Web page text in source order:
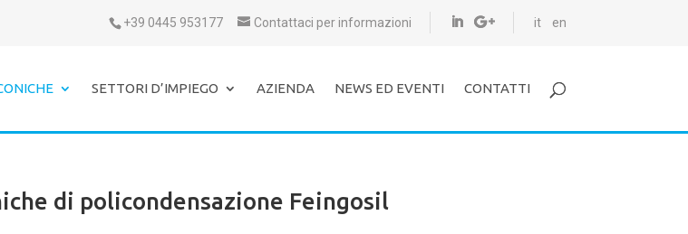
+39 0445 953177 Contattaci per informazioni it en
SETTORI D’IMPIEGO AZIENDA NEWS ED EVENTI CONTATTI
di policondensazione Feingosil